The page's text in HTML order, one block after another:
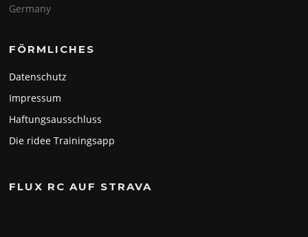
Germany
FÖRMLICHES
Datenschutz
Impressum
Haftungsausschluss
Die ridee Trainingsapp
FLUX RC AUF STRAVA